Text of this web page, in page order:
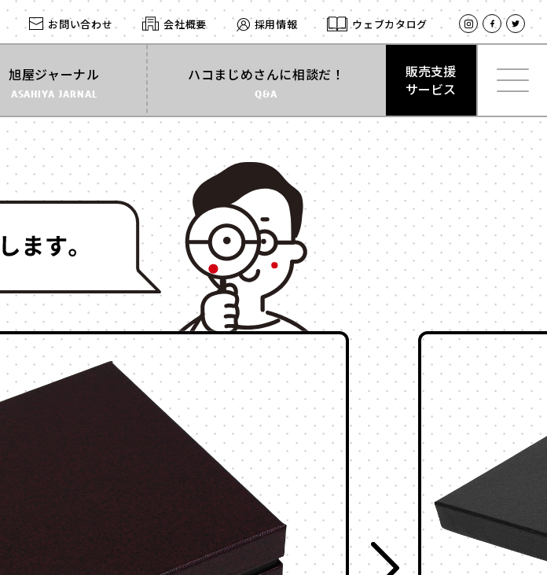
お問い合わせ 会社概要 採用情報 ウェブカタログ
旭屋ジャーナル
ASAHIYA JARNAL
ハコまじめさんに相談だ！
Q&A
販売支援
サービス
販売支援
サービス
とは
ログイン
形状 で探す
角箱
かぶせ式
インロー式
丁番型
マウント型
多角形
家型
バック型
カゴ型
ドーム型
開くタイプ
身箱のみ
ステッチ留め
スリーブ
のせふた式
フォトフレーム
マグネット付き
Vカット
底ワンタッチ
スライド式
フラップ式
バック型
ピロー型
丸箱
楕円箱
材質 で探す
紙
サテン
レザー
合成
ベロア
スエード
クリアケース
プラスチック
木箱
tel. 095-882-1230
お電話受付時間／月〜金曜 9:00〜17:30 （土日祝を除く）